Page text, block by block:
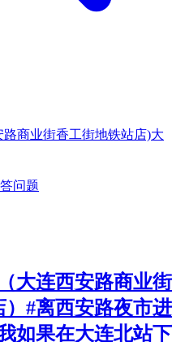
商业街香工街地铁站店)大
问题
大连西安路商业街
#离西安路夜市进
如果在大连北站下